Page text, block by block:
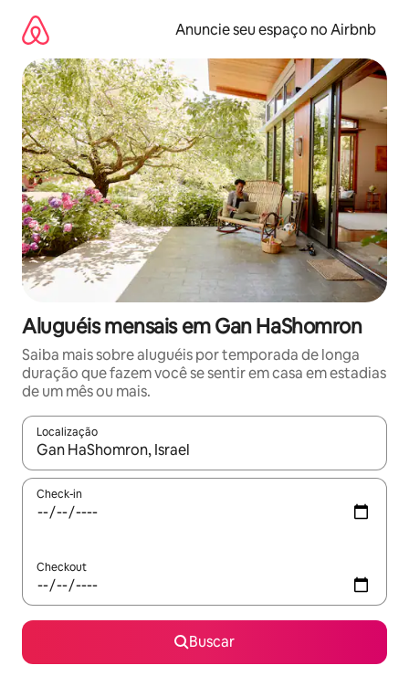
para
conteúdo
Anuncie seu espaço no Airbnb
Aluguéis mensais em Gan HaShomron
Saiba mais sobre aluguéis por temporada de longa
duração que fazem você se sentir em casa em estadias
de um mês ou mais.
Localização
Quando os resultados estiverem disponíveis, explore-os
Check-in
Checkout
Buscar